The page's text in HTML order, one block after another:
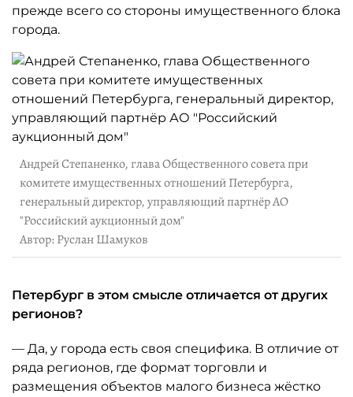
прежде всего со стороны имущественного блока
города.
Андрей Степаненко, глава Общественного совета при
комитете имущественных отношений Петербурга,
генеральный директор, управляющий партнёр АО
"Российский аукционный дом"
Автор: Руслан Шамуков
Петербург в этом смысле отличается от других
регионов?
— Да, у города есть своя специфика. В отличие от
ряда регионов, где формат торговли и
размещения объектов малого бизнеса жёстко